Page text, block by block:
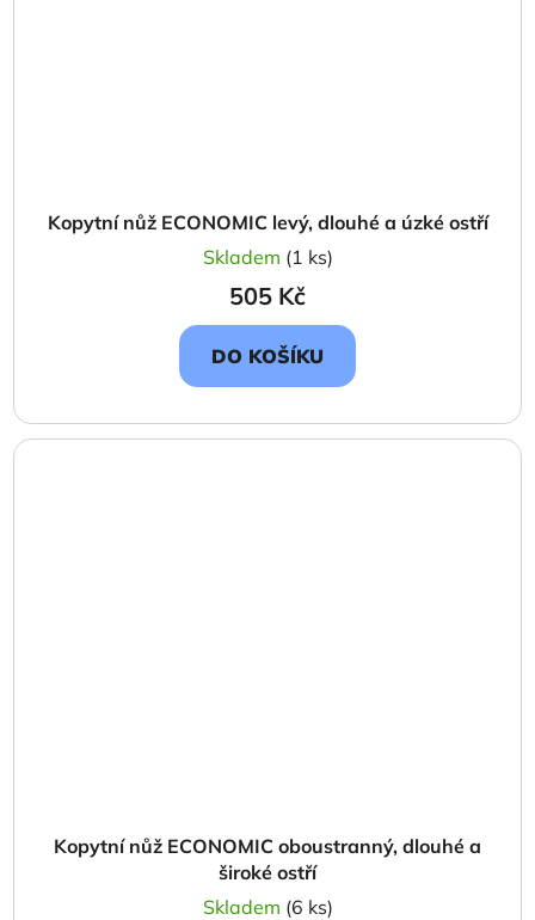
Kopytní nůž ECONOMIC levý, dlouhé a úzké ostří
Skladem (1 ks)
505 Kč
DO KOŠÍKU
Kopytní nůž ECONOMIC oboustranný, dlouhé a
široké ostří
Skladem (6 ks)